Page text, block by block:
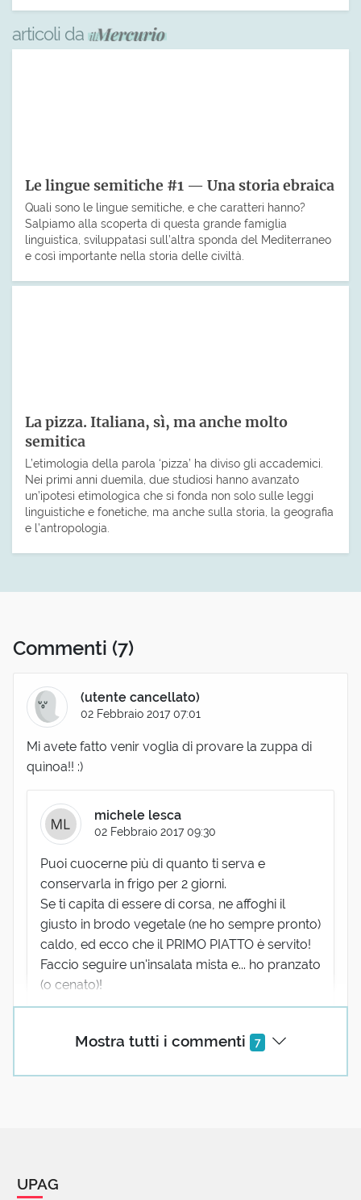
articoli da
Le lingue semitiche #1 — Una storia ebraica
Quali sono le lingue semitiche, e che caratteri hanno?
Salpiamo alla scoperta di questa grande famiglia
linguistica, sviluppatasi sull’altra sponda del Mediterraneo
e così importante nella storia delle civiltà.
La pizza. Italiana, sì, ma anche molto
semitica
L’etimologia della parola ‘pizza’ ha diviso gli accademici.
Nei primi anni duemila, due studiosi hanno avanzato
un’ipotesi etimologica che si fonda non solo sulle leggi
linguistiche e fonetiche, ma anche sulla storia, la geografia
e l’antropologia.
Commenti (7)
Mostra tutti i commenti 7
(utente cancellato)
02 Febbraio 2017 07:01
Mi avete fatto venir voglia di provare la zuppa di
quìnoa!! :)
michele lesca
02 Febbraio 2017 09:30
Puoi cuocerne più di quanto ti serva e
conservarla in frigo per 2 giorni.
Se ti capita di essere di corsa, ne affoghi il
giusto in brodo vegetale (ne ho sempre pronto)
caldo, ed ecco che il PRIMO PIATTO è servito!
Faccio seguire un'insalata mista e... ho pranzato
(o cenato)!
questo punto si rende noto il giusto accento.
UPAG